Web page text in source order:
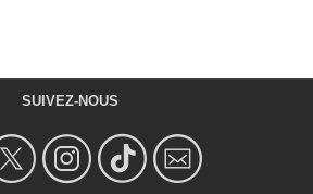
SUIVEZ-NOUS